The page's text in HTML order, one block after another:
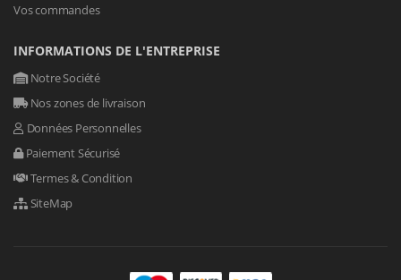
Vos commandes
INFORMATIONS DE L'ENTREPRISE
Notre Société
Nos zones de livraison
Données Personnelles
Paiement Sécurisé
Termes & Condition
SiteMap